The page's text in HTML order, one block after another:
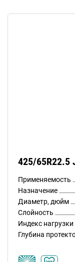
425/65R22.5
Применяемость
Назначение
Диаметр, дюйм
Слойность
Индекс нагрузки
Глубина